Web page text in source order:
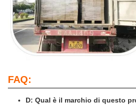
FAQ:
D: Qual è il marchio di questo